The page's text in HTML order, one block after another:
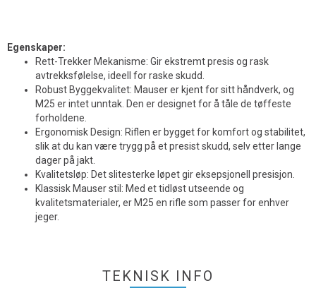
Egenskaper:
Rett-Trekker Mekanisme: Gir ekstremt presis og rask
avtrekksfølelse, ideell for raske skudd.
Robust Byggekvalitet: Mauser er kjent for sitt håndverk, og
M25 er intet unntak. Den er designet for å tåle de tøffeste
forholdene.
Ergonomisk Design: Riflen er bygget for komfort og stabilitet,
slik at du kan være trygg på et presist skudd, selv etter lange
dager på jakt.
Kvalitetsløp: Det slitesterke løpet gir eksepsjonell presisjon.
Klassisk Mauser stil: Med et tidløst utseende og
kvalitetsmaterialer, er M25 en rifle som passer for enhver
jeger.
TEKNISK INFO